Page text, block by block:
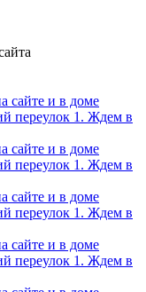
и в доме
переулок 1. Ждем в
и в доме
переулок 1. Ждем в
и в доме
переулок 1. Ждем в
и в доме
переулок 1. Ждем в